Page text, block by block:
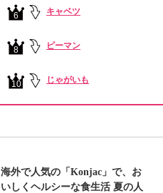
6 キャベツ
8 ピーマン
10 じゃがいも
海外で人気の「Konjac」で、お
いしくヘルシーな食生活 夏の人